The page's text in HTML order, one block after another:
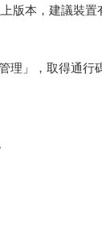
版本，建議裝
」，取得通行